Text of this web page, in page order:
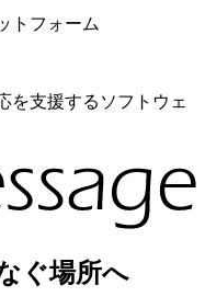
トフォーム
を支援するソフトウェ
ぐ場所へ